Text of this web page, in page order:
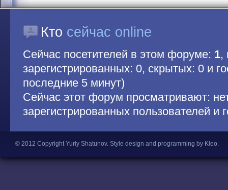
Кто сейчас online
Сейчас посетителей в этом форуме: 1,
зарегистрированных: 0, скрытых: 0 и
последние 5 минут)
Сейчас этот форум просматривают:
зарегистрированных пользователей и
© 2012 Copyright Yuriy Shatunov. Style design and programming by Kleo.